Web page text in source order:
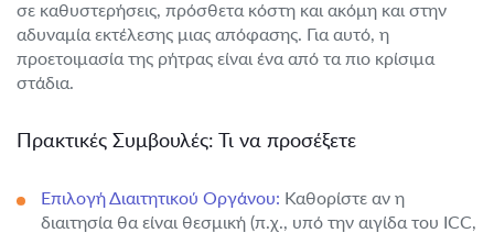
σε καθυστερήσεις, πρόσθετα κόστη και ακόμη και στην
αδυναμία εκτέλεσης μιας απόφασης. Για αυτό, η
προετοιμασία της ρήτρας είναι ένα από τα πιο κρίσιμα
στάδια.
Πρακτικές Συμβουλές: Τι να προσέξετε
Επιλογή Διαιτητικού Οργάνου: Καθορίστε αν η
διαιτησία θα είναι θεσμική (π.χ., υπό την αιγίδα του ICC,